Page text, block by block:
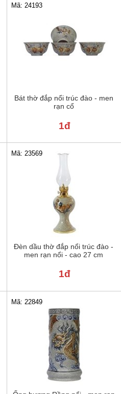
Bát thờ đắp nổi trúc đào - men
rạn cổ
Mã: 24193
1đ
Đèn dầu thờ đắp nổi trúc đào -
men rạn nổi - cao 27 cm
Mã: 23569
1đ
Mã: 22849